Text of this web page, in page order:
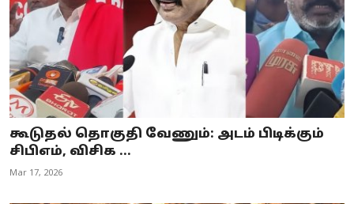
கூடுதல் தொகுதி வேணும்: அடம் பிடிக்கும்
சிபிஎம், விசிக ...
Mar 17, 2026